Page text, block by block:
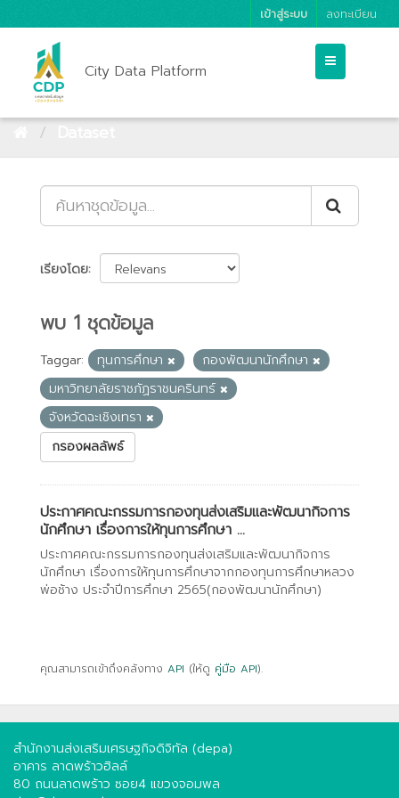
เข้าสู่ระบบ ลงทะเบียน
City Data Platform
เรียงโดย
พบ 1 ชุดข้อมูล
Taggar: ทุนการศึกษา
กองพัฒนานักศึกษา
มหาวิทยาลัยราชภัฏราชนครินทร์
จังหวัดฉะเชิงเทรา
กรองผลลัพธ์
ประกาศคณะกรรมการกองทุนส่งเสริมและพัฒนากิจการ
นักศึกษา เรื่องการให้ทุนการศึกษา ...
ประกาศคณะกรรมการกองทุนส่งเสริมและพัฒนากิจการ
นักศึกษา เรื่องการให้ทุนการศึกษาจากกองทุนการศึกษาหลวง
พ่อช้าง ประจำปีการศึกษา 2565(กองพัฒนานักศึกษา)
คุณสามารถเข้าถึงคลังทาง API (ให้ดู คู่มือ API).
สำนักงานส่งเสริมเศรษฐกิจดิจิทัล (depa)
อาคาร ลาดพร้าวฮิลล์
80 ถนนลาดพร้าว ซอย4 แขวงจอมพล